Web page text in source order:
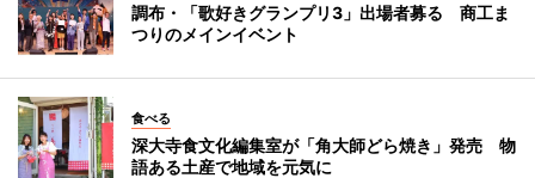
調布・「歌好きグランプリ3」出場者募る 商工ま
つりのメインイベント
食べる
深大寺食文化編集室が「角大師どら焼き」発売 物
語ある土産で地域を元気に